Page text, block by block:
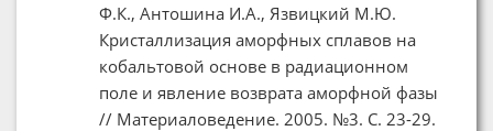
Ф.К., Антошина И.А., Язвицкий М.Ю.
Кристаллизация аморфных сплавов на
кобальтовой основе в радиационном
поле и явление возврата аморфной фазы
// Материаловедение. 2005. №3. С. 23-29.